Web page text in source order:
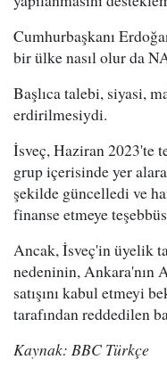
Cumhurbaşkanı
bir ülke nasıl olur da
Başlıca talebi, siyasi,
erdirilmesiydi.
İsveç, Haziran 2023'te
grup içerisinde yer
şekilde güncelledi ve
finanse etmeye
Ancak, İsveç'in üyelik
nedeninin, Ankara'nın
satışını kabul etmeyi
tarafından reddedilen
Kaynak: BBC Türkçe